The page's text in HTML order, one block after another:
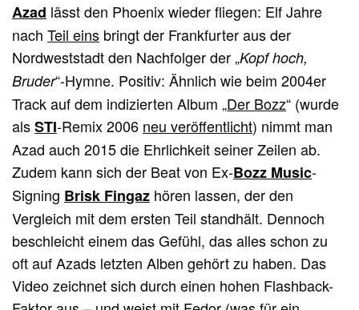
Azad lässt den Phoenix wieder fliegen: Elf Jahre
nachTeil eins bringt der Frankfurter aus der
Nordweststadt den Nachfolger der „Kopf hoch,
Bruder“-Hymne. Positiv: Ähnlich wie beim 2004er
Track auf dem indizierten Album „Der Bozz“ (wurde
alsSTI-Remix 2006 neu veröffentlicht) nimmt man
Azad auch 2015 die Ehrlichkeit seiner Zeilen ab.
Zudem kann sich der Beat von Ex-Bozz Music-
Signing Brisk Fingaz hören lassen, der den
Vergleich mit dem ersten Teil standhält. Dennoch
beschleicht einem das Gefühl, das alles schon zu
oft auf Azads letzten Alben gehört zu haben. Das
Video zeichnet sich durch einen hohen Flashback-